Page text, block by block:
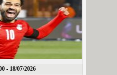
18/07/2026 - 10:00 ص